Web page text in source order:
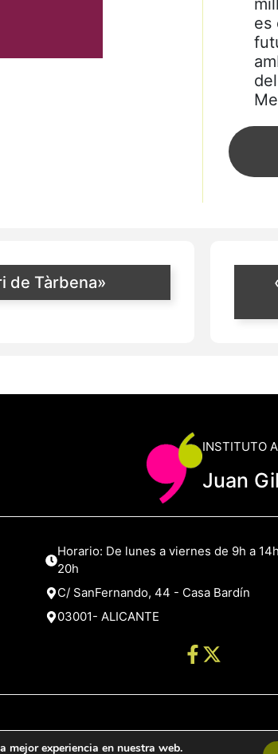
es
de Tàrbena»
INSTITUTO
Juan
Horario: De lunes a viernes de 9h a
20h
C/ SanFernando, 44 - Casa Bardín
03001- ALICANTE
de Alicante
mejor experiencia en nuestra web.